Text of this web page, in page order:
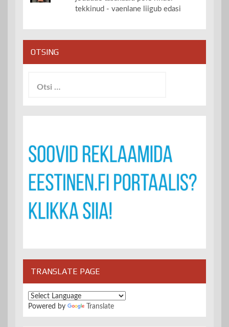
tekkinud - vaenlane liigub edasi
OTSING
TRANSLATE PAGE
Powered by Translate